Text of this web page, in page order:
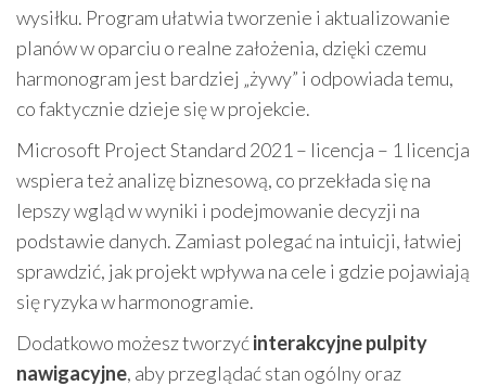
wysiłku. Program ułatwia tworzenie i aktualizowanie
planów w oparciu o realne założenia, dzięki czemu
harmonogram jest bardziej „żywy” i odpowiada temu,
co faktycznie dzieje się w projekcie.
Microsoft Project Standard 2021 – licencja – 1 licencja
wspiera też analizę biznesową, co przekłada się na
lepszy wgląd w wyniki i podejmowanie decyzji na
podstawie danych. Zamiast polegać na intuicji, łatwiej
sprawdzić, jak projekt wpływa na cele i gdzie pojawiają
się ryzyka w harmonogramie.
Dodatkowo możesz tworzyćinterakcyjne pulpity
nawigacyjne, aby przeglądać stan ogólny oraz